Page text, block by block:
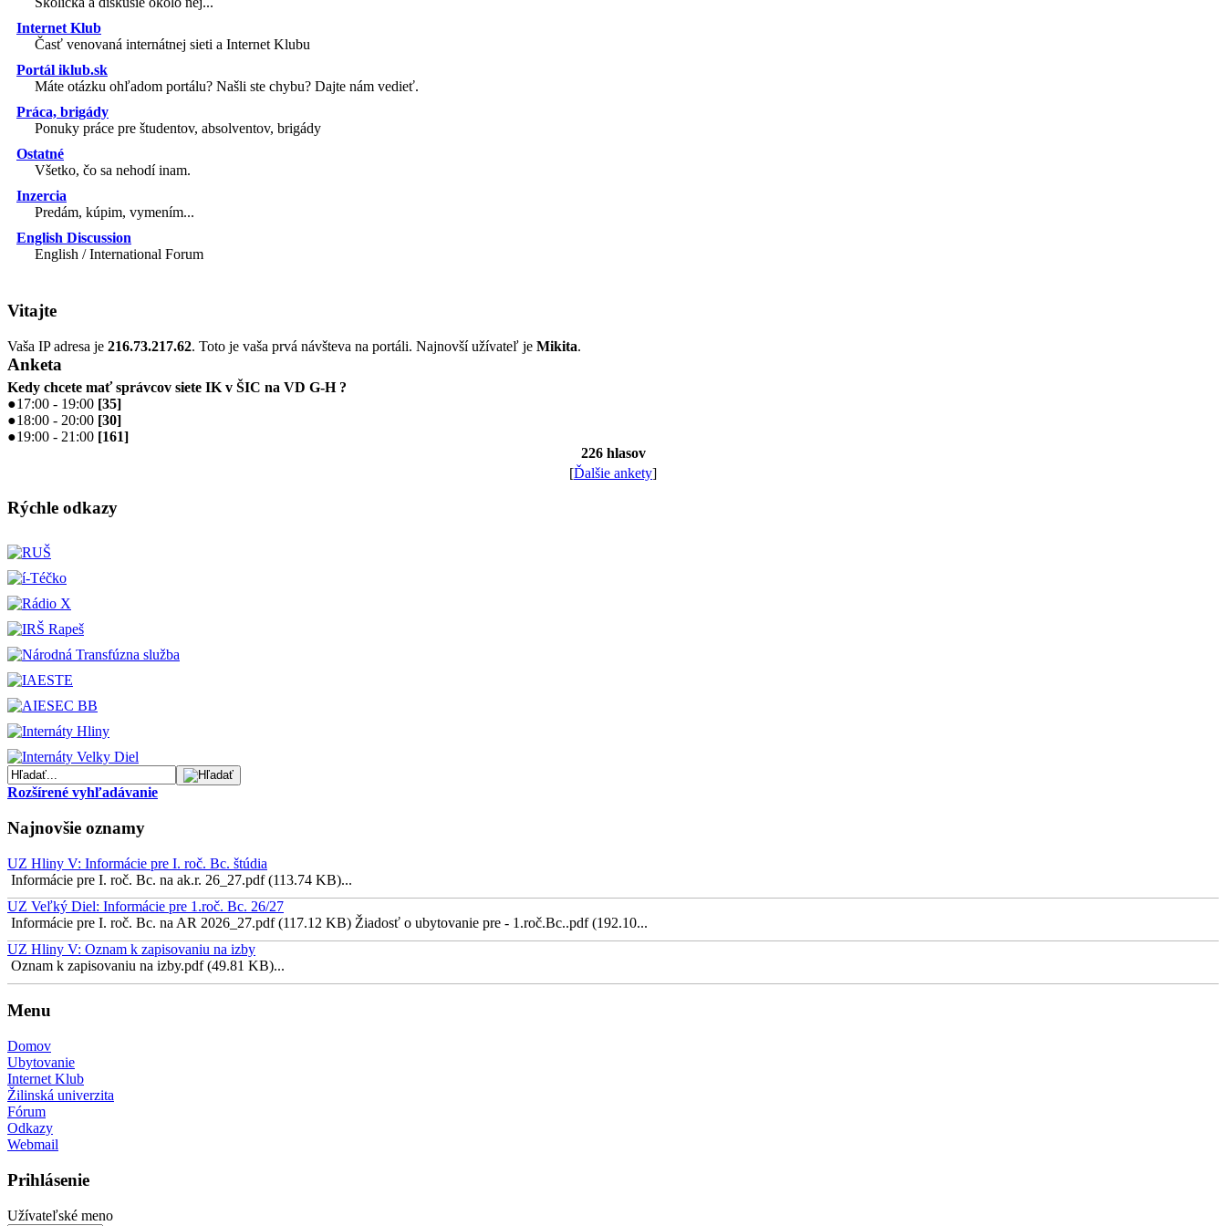
Internet Klub
Časť venovaná internátnej sieti a Internet Klubu
Portál iklub.sk
Máte otázku ohľadom portálu? Našli ste chybu? Dajte nám vedieť.
Práca, brigády
Ponuky práce pre študentov, absolventov, brigády
Ostatné
Všetko, čo sa nehodí inam.
Inzercia
Predám, kúpim, vymením...
English Discussion
English / International Forum
Vitajte
Vaša IP adresa je 216.73.217.62. Toto je vaša prvá návšteva na portáli. Najnovší užívateľ je Mikita.
Anketa
Kedy chcete mať správcov siete IK v ŠIC na VD G-H ?
●17:00 - 19:00 [35]
●18:00 - 20:00 [30]
●19:00 - 21:00 [161]
226 hlasov
[Ďalšie ankety]
Rýchle odkazy
Rozšírené vyhľadávanie
Najnovšie oznamy
UZ Hliny V: Informácie pre I. roč. Bc. štúdia
Informácie pre I. roč. Bc. na ak.r. 26_27.pdf (113.74 KB)...
UZ Veľký Diel: Informácie pre 1.roč. Bc. 26/27
Informácie pre I. roč. Bc. na AR 2026_27.pdf (117.12 KB) Žiadosť o ubytovanie pre - 1.roč.Bc..pdf (192.10...
UZ Hliny V: Oznam k zapisovaniu na izby
Oznam k zapisovaniu na izby.pdf (49.81 KB)...
Menu
Domov
Ubytovanie
Internet Klub
Žilinská univerzita
Fórum
Odkazy
Webmail
Prihlásenie
Užívateľské meno